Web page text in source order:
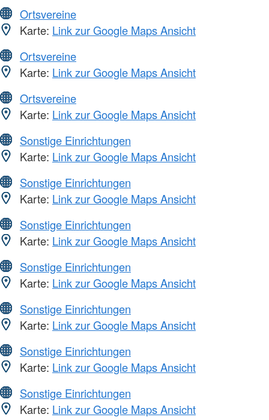
Ortsvereine
Karte: Link zur Google Maps Ansicht
Ortsvereine
Karte: Link zur Google Maps Ansicht
Ortsvereine
Karte: Link zur Google Maps Ansicht
Sonstige Einrichtungen
Karte: Link zur Google Maps Ansicht
Sonstige Einrichtungen
Karte: Link zur Google Maps Ansicht
Sonstige Einrichtungen
Karte: Link zur Google Maps Ansicht
Sonstige Einrichtungen
Karte: Link zur Google Maps Ansicht
Sonstige Einrichtungen
Karte: Link zur Google Maps Ansicht
Sonstige Einrichtungen
Karte: Link zur Google Maps Ansicht
Sonstige Einrichtungen
Karte: Link zur Google Maps Ansicht